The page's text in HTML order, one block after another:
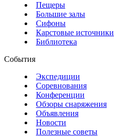
Пещеры
Большие залы
Сифоны
Карстовые источники
Библиотека
События
Экспедиции
Соревнования
Конференции
Обзоры снаряжения
Объявления
Новости
Полезные советы